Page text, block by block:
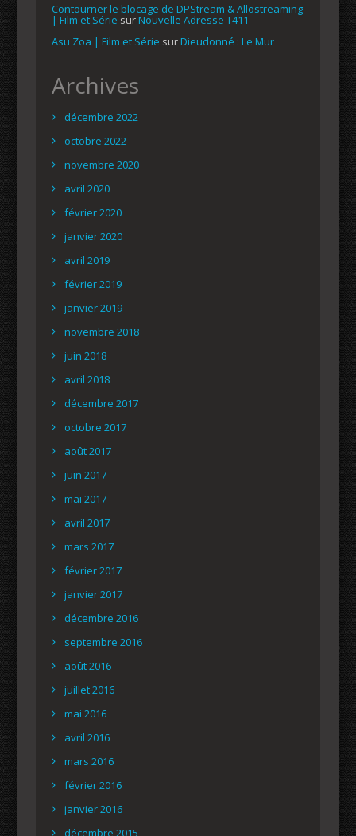
Contourner le blocage de DPStream & Allostreaming
| Film et Série surNouvelle Adresse T411
Asu Zoa | Film et Série surDieudonné : Le Mur
Archives
décembre 2022
octobre 2022
novembre 2020
avril 2020
février 2020
janvier 2020
avril 2019
février 2019
janvier 2019
novembre 2018
juin 2018
avril 2018
décembre 2017
octobre 2017
août 2017
juin 2017
mai 2017
avril 2017
mars 2017
février 2017
janvier 2017
décembre 2016
septembre 2016
août 2016
juillet 2016
mai 2016
avril 2016
mars 2016
février 2016
janvier 2016
décembre 2015